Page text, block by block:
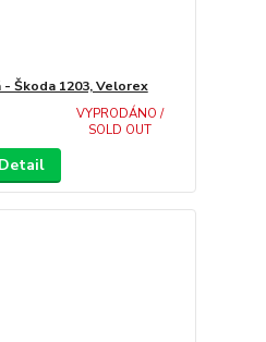
Škoda 1203, Velorex
VYPRODÁNO /
SOLD OUT
Detail